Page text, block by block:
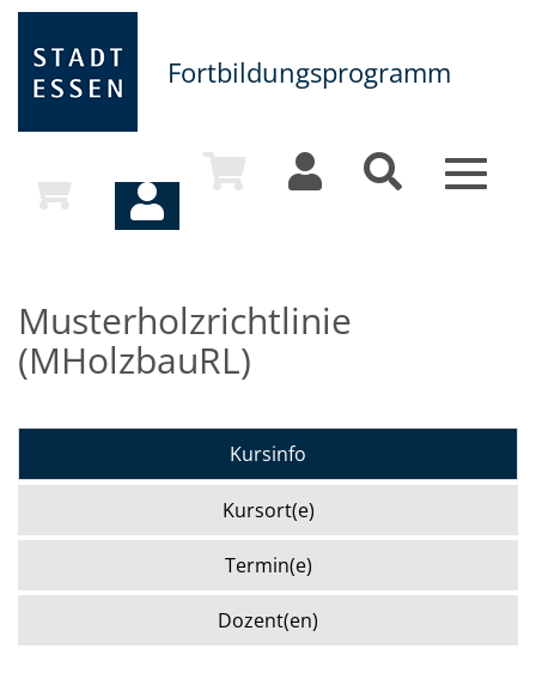
Fortbildungsprogramm
Toggle
Musterholzrichtlinie
(MHolzbauRL)
Kursinfo
Kursort(e)
Termin(e)
Dozent(en)